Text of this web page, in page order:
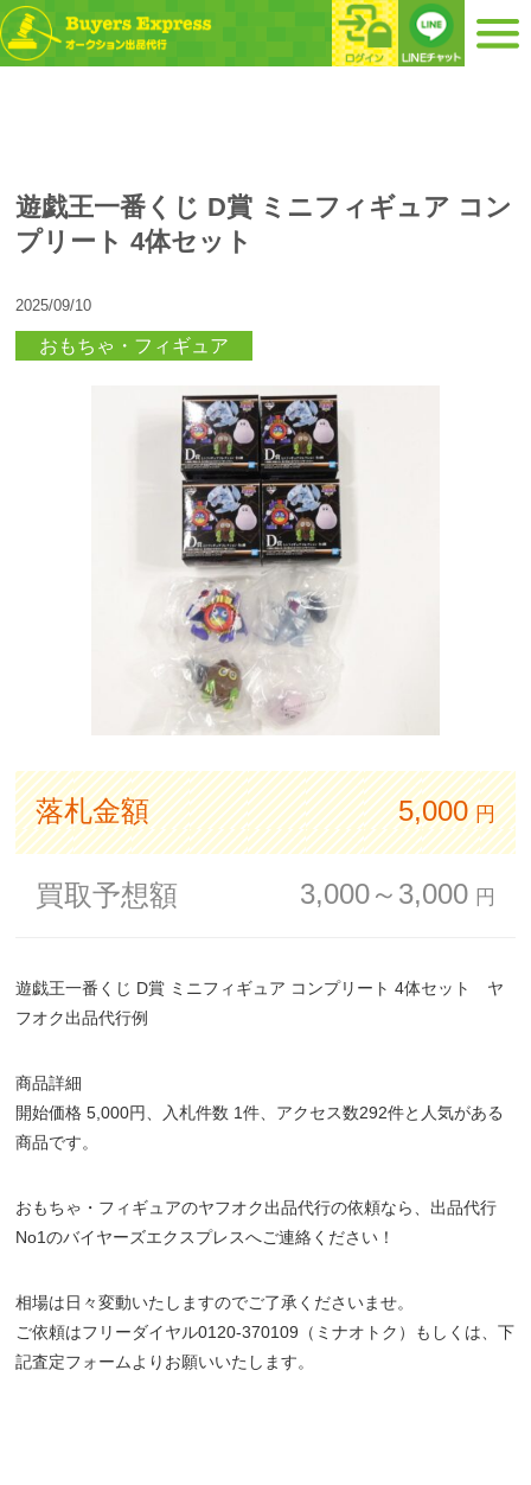
遊戯王一番くじ D賞 ミニフィギュア コン
プリート 4体セット
2025/09/10
おもちゃ・フィギュア
落札金額 5,000 円
買取予想額 3,000～3,000 円
遊戯王一番くじ D賞 ミニフィギュア コンプリート 4体セット ヤ
フオク出品代行例
商品詳細
開始価格 5,000円、入札件数 1件、アクセス数292件と人気がある
商品です。
おもちゃ・フィギュアのヤフオク出品代行の依頼なら、出品代行
No1のバイヤーズエクスプレスへご連絡ください！
相場は日々変動いたしますのでご了承くださいませ。
ご依頼はフリーダイヤル0120-370109（ミナオトク）もしくは、下
記査定フォームよりお願いいたします。